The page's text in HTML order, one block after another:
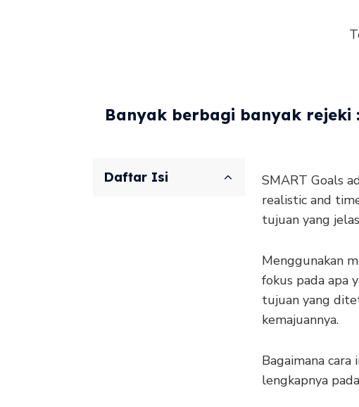
Banyak berbagi banyak rejeki :
Daftar Isi
SMART Goals
realistic and
tujuan yang
Menggunakan
fokus pada apa
tujuan yang
kemajuannya.
Bagaimana
lengkapnya